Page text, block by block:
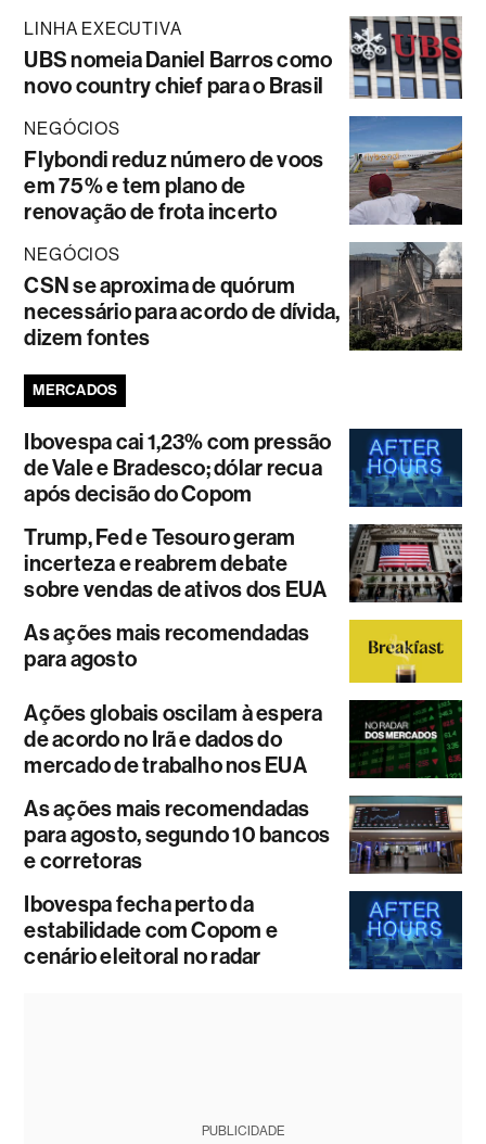
LINHA EXECUTIVA
UBS nomeia Daniel Barros como
novo country chief para o Brasil
NEGÓCIOS
Flybondi reduz número de voos
em 75% e tem plano de
renovação de frota incerto
NEGÓCIOS
CSN se aproxima de quórum
necessário para acordo de dívida,
dizem fontes
MERCADOS
Ibovespa cai 1,23% com pressão
de Vale e Bradesco; dólar recua
após decisão do Copom
Trump, Fed e Tesouro geram
incerteza e reabrem debate
sobre vendas de ativos dos EUA
As ações mais recomendadas
para agosto
Ações globais oscilam à espera
de acordo no Irã e dados do
mercado de trabalho nos EUA
As ações mais recomendadas
para agosto, segundo 10 bancos
e corretoras
Ibovespa fecha perto da
estabilidade com Copom e
cenário eleitoral no radar
PUBLICIDADE